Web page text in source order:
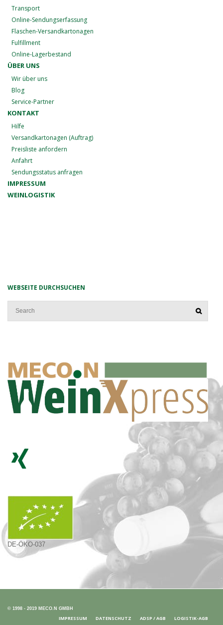
Transport
Online-Sendungserfassung
Flaschen-Versandkartonagen
Fulfillment
Online-Lagerbestand
ÜBER UNS
Wir über uns
Blog
Service-Partner
KONTAKT
Hilfe
Versandkartonagen (Auftrag)
Preisliste anfordern
Anfahrt
Sendungsstatus anfragen
IMPRESSUM
WEINLOGISTIK
WEBSEITE DURCHSUCHEN
DE-ÖKO-037
© 1998 - 2019 MECO.N GMBH
IMPRESSUM DATENSCHUTZ ADSP / AGB LOGISTIK-AGB